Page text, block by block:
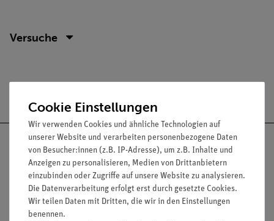
Versuche
Nach oben
Cookie Einstellungen
Wir verwenden Cookies und ähnliche Technologien auf
unserer Website und verarbeiten personenbezogene Daten
von Besucher:innen (z.B. IP-Adresse), um z.B. Inhalte und
Anzeigen zu personalisieren, Medien von Drittanbietern
einzubinden oder Zugriffe auf unsere Website zu analysieren.
Die Datenverarbeitung erfolgt erst durch gesetzte Cookies.
Wir teilen Daten mit Dritten, die wir in den Einstellungen
benennen.